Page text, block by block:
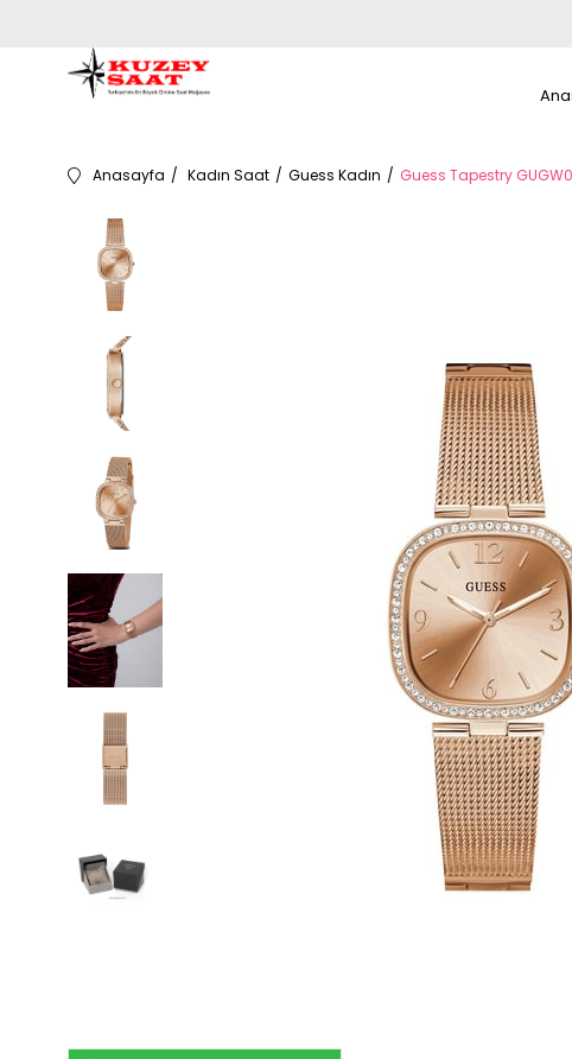
Anasayfa Kadın Saat Guess Kadın Guess Tapestry